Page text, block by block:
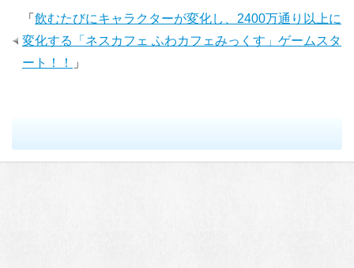
「 飲むたびにキャラクターが変化し、2400万通り以上に
変化する「ネスカフェ ふわカフェみっくす」ゲームスタ
ート！！
」